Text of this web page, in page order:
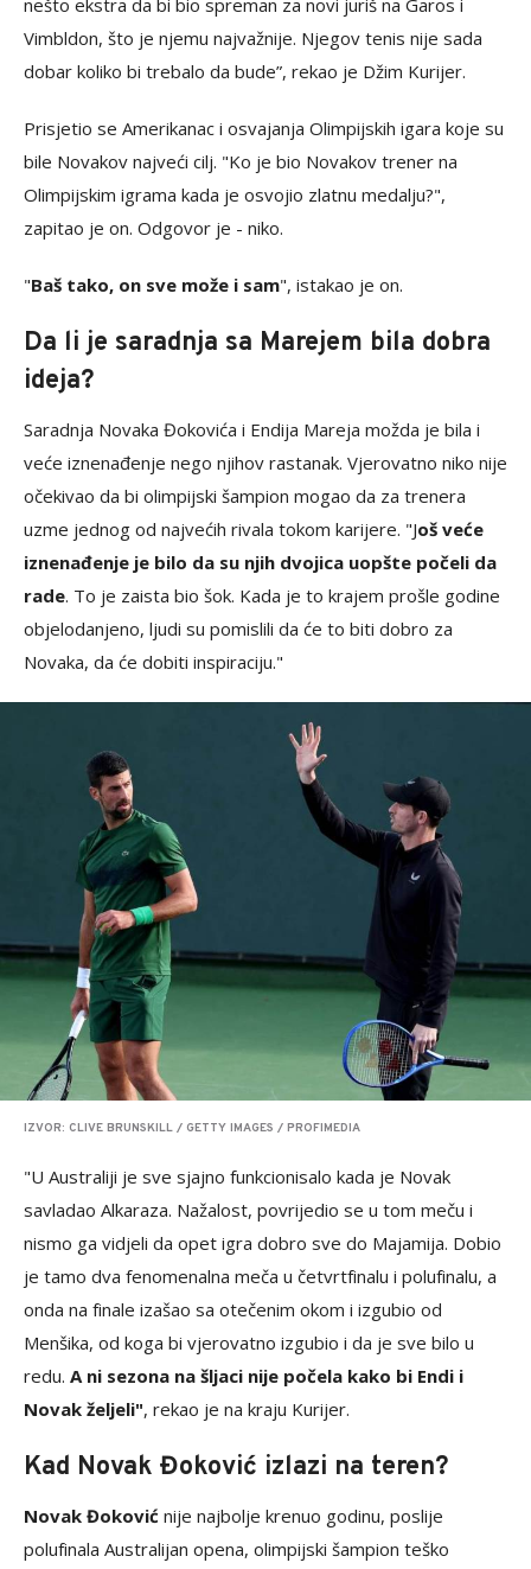
nešto ekstra da bi bio spreman za novi juriš na Garos i
Vimbldon, što je njemu najvažnije. Njegov tenis nije sada
dobar koliko bi trebalo da bude”, rekao je Džim Kurijer.
Prisjetio se Amerikanac i osvajanja Olimpijskih igara koje su
bile Novakov najveći cilj. "Ko je bio Novakov trener na
Olimpijskim igrama kada je osvojio zlatnu medalju?",
zapitao je on. Odgovor je - niko.
"Baš tako, on sve može i sam", istakao je on.
Da li je saradnja sa Marejem bila dobra
ideja?
Saradnja Novaka Đokovića i Endija Mareja možda je bila i
veće iznenađenje nego njihov rastanak. Vjerovatno niko nije
očekivao da bi olimpijski šampion mogao da za trenera
uzme jednog od najvećih rivala tokom karijere. "Još veće
iznenađenje je bilo da su njih dvojica uopšte počeli da
rade. To je zaista bio šok. Kada je to krajem prošle godine
objelodanjeno, ljudi su pomislili da će to biti dobro za
Novaka, da će dobiti inspiraciju."
IZVOR: CLIVE BRUNSKILL / GETTY IMAGES / PROFIMEDIA
"U Australiji je sve sjajno funkcionisalo kada je Novak
savladao Alkaraza. Nažalost, povrijedio se u tom meču i
nismo ga vidjeli da opet igra dobro sve do Majamija. Dobio
je tamo dva fenomenalna meča u četvrtfinalu i polufinalu, a
onda na finale izašao sa otečenim okom i izgubio od
Menšika, od koga bi vjerovatno izgubio i da je sve bilo u
redu. A ni sezona na šljaci nije počela kako bi Endi i
Novak željeli", rekao je na kraju Kurijer.
Kad Novak Đoković izlazi na teren?
Novak Đoković nije najbolje krenuo godinu, poslije
polufinala Australijan opena, olimpijski šampion teško